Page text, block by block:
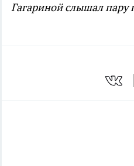
Гагариной слышал пару